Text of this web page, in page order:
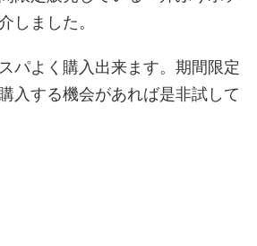
しました。
パよく購入出来ます。期間限定
入する機会があれば是非試して